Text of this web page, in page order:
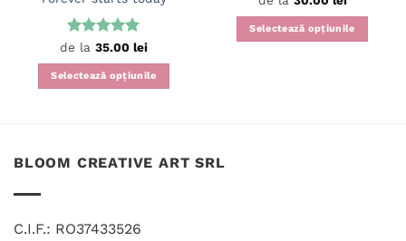
Evaluat la
5din 5
de la 35.00 lei
Selectează opțiunile
multe
pot
Selectează opțiunile
BLOOM CREATIVE ART SRL
C.I.F.: RO37433526